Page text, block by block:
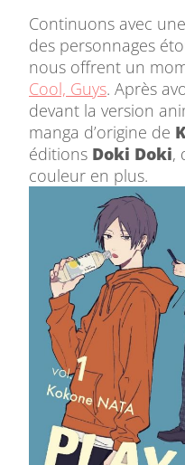
Continuons avec
des personnages
nous offrent un
Cool, Guys. Après
devant la version
manga d’origine de
éditions Doki Doki,
couleur en plus.